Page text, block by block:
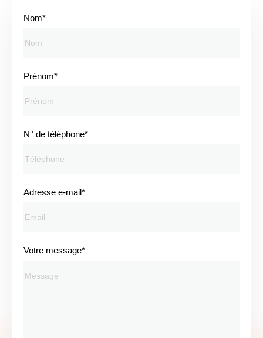
Nom*
Prénom*
N° de téléphone*
Adresse e-mail*
Votre message*